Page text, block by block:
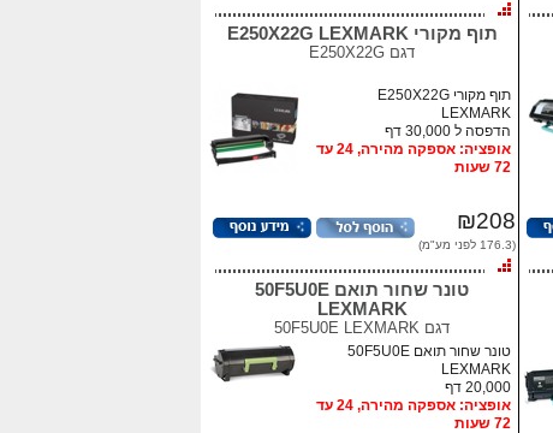
תוף מקורי E250X22G LEXMARK
דגם E250X22G
תוף מקורי E250X22G
LEXMARK
הדפסה ל 30,000 דף
אופציה: אספקה מהירה, 24 עד
72 שעות
₪208
(176.3 לפני מע"מ)
טונר שחור תואם 50F5U0E
LEXMARK
דגם 50F5U0E LEXMARK
טונר שחור תואם 50F5U0E
LEXMARK
20,000 דף
אופציה: אספקה מהירה, 24 עד
72 שעות